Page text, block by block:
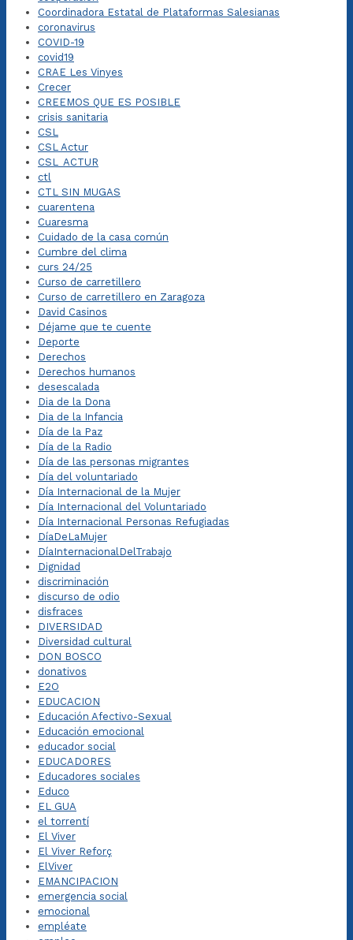
Coordinadora Estatal de Plataformas Salesianas
coronavirus
COVID-19
covid19
CRAE Les Vinyes
Crecer
CREEMOS QUE ES POSIBLE
crisis sanitaria
CSL
CSL Actur
CSL_ACTUR
ctl
CTL SIN MUGAS
cuarentena
Cuaresma
Cuidado de la casa común
Cumbre del clima
curs 24/25
Curso de carretillero
Curso de carretillero en Zaragoza
David Casinos
Déjame que te cuente
Deporte
Derechos
Derechos humanos
desescalada
Dia de la Dona
Dia de la Infancia
Día de la Paz
Día de la Radio
Día de las personas migrantes
Día del voluntariado
Día Internacional de la Mujer
Día Internacional del Voluntariado
Día Internacional Personas Refugiadas
DíaDeLaMujer
DíaInternacionalDelTrabajo
Dignidad
discriminación
discurso de odio
disfraces
DIVERSIDAD
Diversidad cultural
DON BOSCO
donativos
E2O
EDUCACION
Educación Afectivo-Sexual
Educación emocional
educador social
EDUCADORES
Educadores sociales
Educo
EL GUA
el torrentí
El Viver
El Viver Reforç
ElViver
EMANCIPACION
emergencia social
emocional
empléate